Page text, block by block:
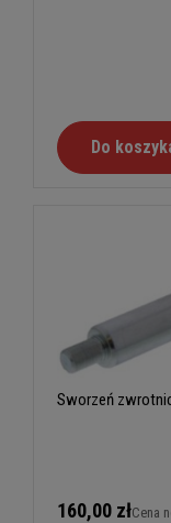
Do
Sworzeń
160,00 złCena